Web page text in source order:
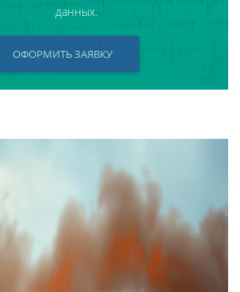
данных.
ОФОРМИТЬ ЗАЯВКУ